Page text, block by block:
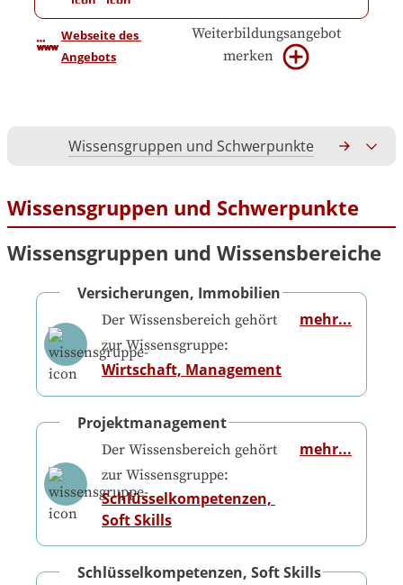
Webseite des
Angebots
Weiterbildungsangebot
merken
Wissensgruppen und Schwerpunkte
Wissensgruppen und Schwerpunkte
Wissensgruppen und Wissensbereiche
Versicherungen, Immobilien
Der Wissensbereich gehört
zur Wissensgruppe:
Wirtschaft, Management
mehr...
Projektmanagement
Der Wissensbereich gehört
zur Wissensgruppe:
Schlüsselkompetenzen,
Soft Skills
mehr...
Schlüsselkompetenzen, Soft Skills